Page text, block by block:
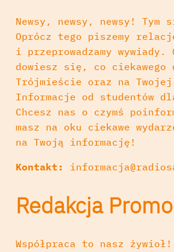
Newsy, newsy, newsy! Tym
Oprócz tego piszemy
i przeprowadzamy wywiady.
dowiesz się, co
Trójmieście oraz na
Informacje od studentów
Chcesz nas o czymś
masz na oku ciekawe
na Twoją informację!
Kontakt:
Redakcja
Współpraca to nasz